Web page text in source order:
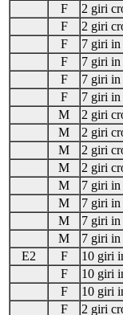
F
2 giri
F
2 giri
F
7 giri in
F
7 giri in
F
7 giri in
F
7 giri in
M
2 giri
M
2 giri
M
2 giri
M
2 giri
M
7 giri in
M
7 giri in
M
7 giri in
M
7 giri in
E2
F 10 giri
F
10 giri
F
10 giri
F
2 giri